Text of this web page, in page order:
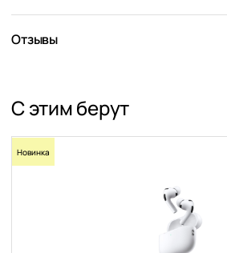
Отзывы
С этим берут
Новинка